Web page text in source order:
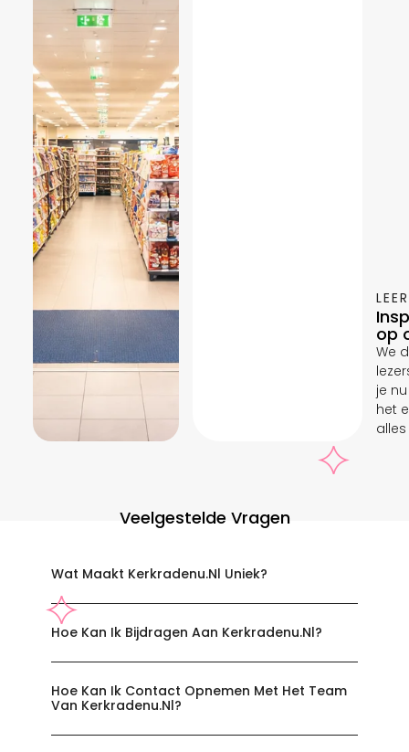
op
We
je
het
Veelgestelde Vragen
Wat Maakt Kerkradenu.nl Uniek?
Hoe Kan Ik Bijdragen Aan Kerkradenu.nl?
Hoe Kan Ik Contact Opnemen Met Het Team
Van Kerkradenu.nl?